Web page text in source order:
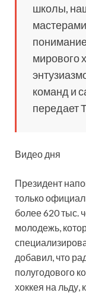
школы,
мирового
команд и
передает
Видео дня
Президент
только
более 620 тыс.
молодежь,
добавил, что
полугодового
хоккея на льду,